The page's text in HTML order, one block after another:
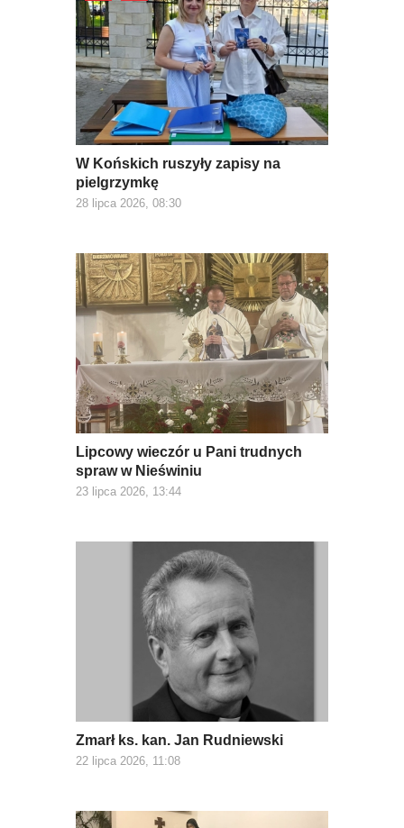
W Końskich ruszyły zapisy na
pielgrzymkę
28 lipca 2026, 08:30
Lipcowy wieczór u Pani trudnych
spraw w Nieświniu
23 lipca 2026, 13:44
Zmarł ks. kan. Jan Rudniewski
22 lipca 2026, 11:08